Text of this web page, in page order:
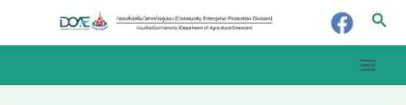
Main
navigation